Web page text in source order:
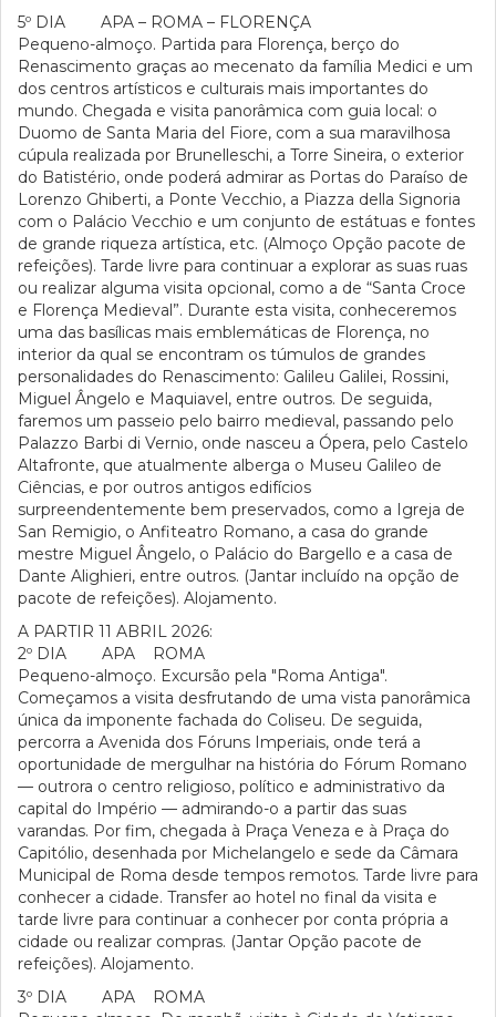
5º DIA APA – ROMA – FLORENÇA
Pequeno-almoço. Partida para Florença, berço do
Renascimento graças ao mecenato da família Medici e um
dos centros artísticos e culturais mais importantes do
mundo. Chegada e visita panorâmica com guia local: o
Duomo de Santa Maria del Fiore, com a sua maravilhosa
cúpula realizada por Brunelleschi, a Torre Sineira, o exterior
do Batistério, onde poderá admirar as Portas do Paraíso de
Lorenzo Ghiberti, a Ponte Vecchio, a Piazza della Signoria
com o Palácio Vecchio e um conjunto de estátuas e fontes
de grande riqueza artística, etc. (Almoço Opção pacote de
refeições). Tarde livre para continuar a explorar as suas ruas
ou realizar alguma visita opcional, como a de “Santa Croce
e Florença Medieval”. Durante esta visita, conheceremos
uma das basílicas mais emblemáticas de Florença, no
interior da qual se encontram os túmulos de grandes
personalidades do Renascimento: Galileu Galilei, Rossini,
Miguel Ângelo e Maquiavel, entre outros. De seguida,
faremos um passeio pelo bairro medieval, passando pelo
Palazzo Barbi di Vernio, onde nasceu a Ópera, pelo Castelo
Altafronte, que atualmente alberga o Museu Galileo de
Ciências, e por outros antigos edifícios
surpreendentemente bem preservados, como a Igreja de
San Remigio, o Anfiteatro Romano, a casa do grande
mestre Miguel Ângelo, o Palácio do Bargello e a casa de
Dante Alighieri, entre outros. (Jantar incluído na opção de
pacote de refeições). Alojamento.
A PARTIR 11 ABRIL 2026:
2º DIA APA ROMA
Pequeno-almoço. Excursão pela "Roma Antiga".
Começamos a visita desfrutando de uma vista panorâmica
única da imponente fachada do Coliseu. De seguida,
percorra a Avenida dos Fóruns Imperiais, onde terá a
oportunidade de mergulhar na história do Fórum Romano
— outrora o centro religioso, político e administrativo da
capital do Império — admirando-o a partir das suas
varandas. Por fim, chegada à Praça Veneza e à Praça do
Capitólio, desenhada por Michelangelo e sede da Câmara
Municipal de Roma desde tempos remotos. Tarde livre para
conhecer a cidade. Transfer ao hotel no final da visita e
tarde livre para continuar a conhecer por conta própria a
cidade ou realizar compras. (Jantar Opção pacote de
refeições). Alojamento.
3º DIA APA ROMA